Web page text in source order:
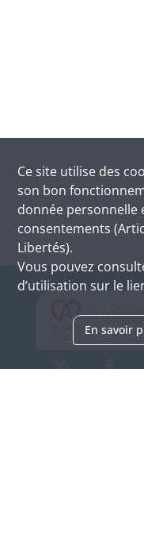
Ce site utilise des
son bon
donnée personnelle
consentements
Libertés).
Vous pouvez
d’utilisation sur le
En savoir